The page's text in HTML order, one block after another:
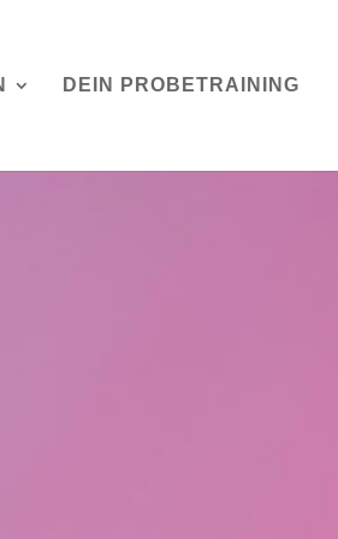
DEIN PROBETRAINING